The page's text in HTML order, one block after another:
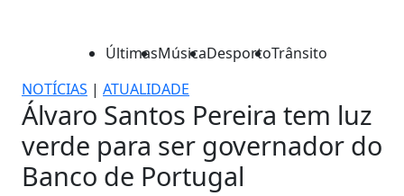
ÚltimasMúsicaDesportoTrânsito
NOTÍCIAS | ATUALIDADE
Álvaro Santos Pereira tem luz
verde para ser governador do
Banco de Portugal